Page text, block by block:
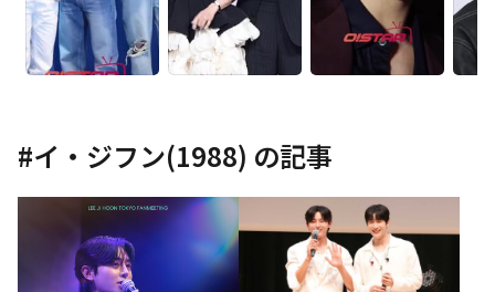
#イ・ジフン(1988) の記事